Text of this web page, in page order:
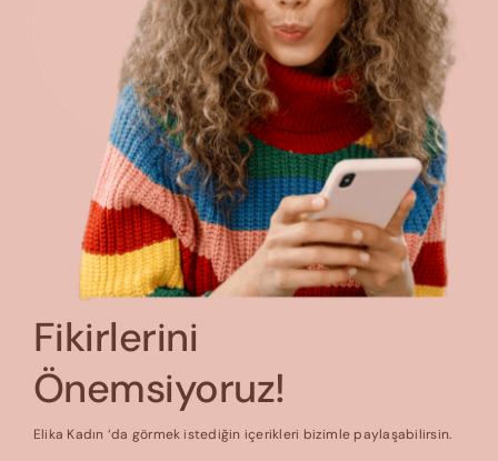
Fikirlerini
Önemsiyoruz!
Elika Kadın ‘da görmek istediğin içerikleri bizimle paylaşabilirsin.